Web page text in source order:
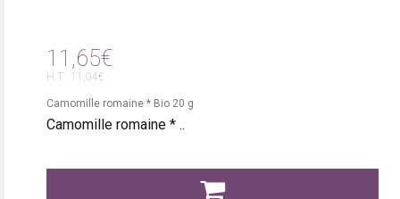
11,65€
H.T : 11,04€
Camomille romaine * Bio 20 g
Camomille romaine * ..